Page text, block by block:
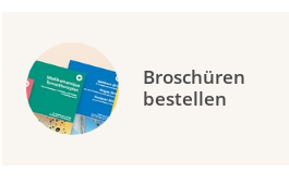
Broschüren
bestellen